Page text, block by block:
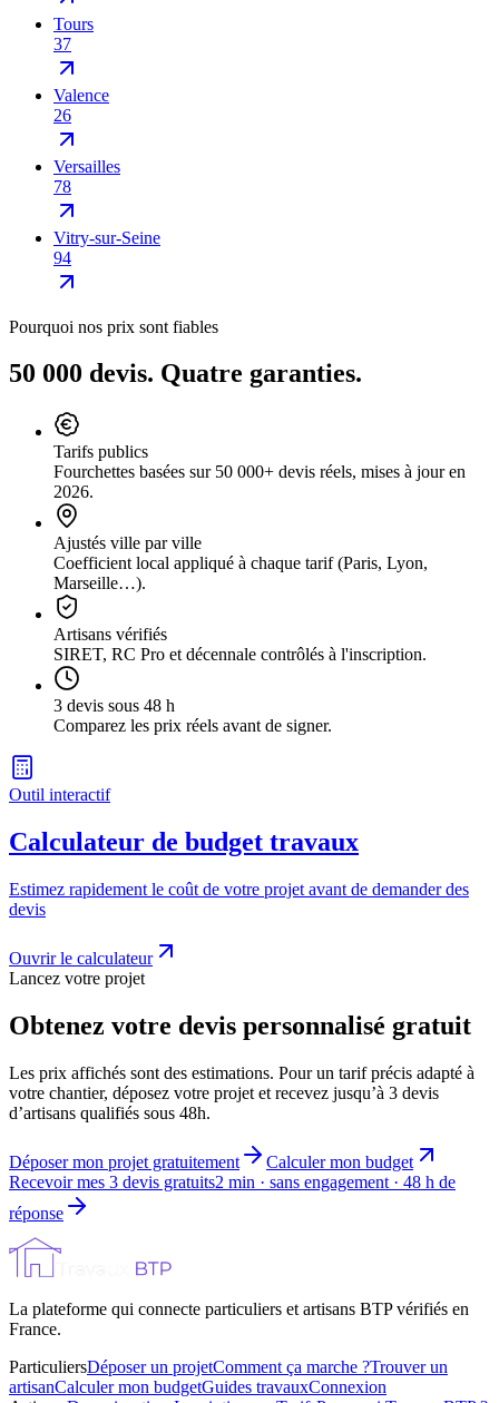
Tours
37
Valence
26
Versailles
78
Vitry-sur-Seine
94
Pourquoi nos prix sont fiables
50 000 devis. Quatre garanties.
Tarifs publics
Fourchettes basées sur 50 000+ devis réels, mises à jour en
2026.
Ajustés ville par ville
Coefficient local appliqué à chaque tarif (Paris, Lyon,
Marseille…).
Artisans vérifiés
SIRET, RC Pro et décennale contrôlés à l'inscription.
3 devis sous 48 h
Comparez les prix réels avant de signer.
Outil interactif
Calculateur de budget travaux
Estimez rapidement le coût de votre projet avant de demander des
devis
Ouvrir le calculateur
Lancez votre projet
Obtenez votre devis personnalisé gratuit
Les prix affichés sont des estimations. Pour un tarif précis adapté à
votre chantier, déposez votre projet et recevez jusqu’à 3 devis
d’artisans qualifiés sous 48h.
Déposer mon projet gratuitement
Calculer mon budget
Recevoir mes 3 devis gratuits2 min · sans engagement · 48 h de
réponse
La plateforme qui connecte particuliers et artisans BTP vérifiés en
France.
ParticuliersDéposer un projetComment ça marche ?Trouver un
artisanCalculer mon budgetGuides travauxConnexion